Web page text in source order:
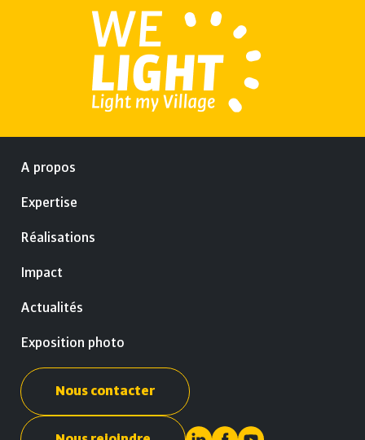
A propos
Expertise
Réalisations
Impact
Actualités
Exposition photo
Nous contacter